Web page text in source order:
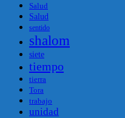
Salud
Salud
sentido
shalom
siete
tiempo
tierra
Tora
trabajo
unidad